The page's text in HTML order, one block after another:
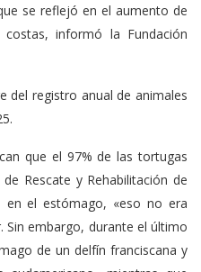
se reflejó en el aumento de
informó la Fundación
del registro anual de animales
que el 97% de las tortugas
Rescate y Rehabilitación de
en el estómago, «eso no era
Sin embargo, durante el último
de un delfín franciscana y